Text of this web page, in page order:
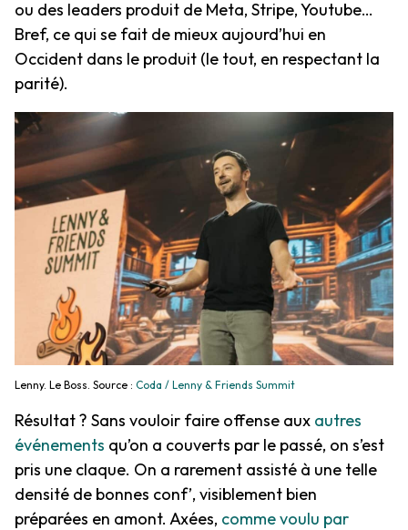
ou des leaders produit de Meta, Stripe, Youtube…
Bref, ce qui se fait de mieux aujourd’hui en
Occident dans le produit (le tout, en respectant la
parité).
Lenny. Le Boss. Source : Coda / Lenny & Friends Summit
Résultat ? Sans vouloir faire offense aux autres
événements qu’on a couverts par le passé, on s’est
pris une claque. On a rarement assisté à une telle
densité de bonnes conf’, visiblement bien
préparées en amont. Axées, comme voulu par